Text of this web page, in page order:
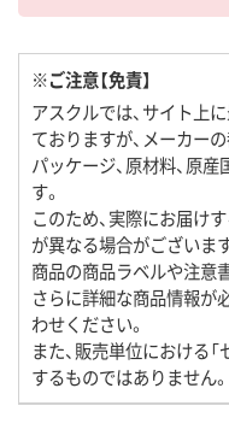
※ご注意【免責】
アスクルでは、サイト上
ておりますが、メーカーの
パッケージ、原材料、原
す。
このため、実際にお届け
が異なる場合がございま
商品の商品ラベルや注意
さらに詳細な商品情報が
わせください。
また、販売単位における
するものではありません